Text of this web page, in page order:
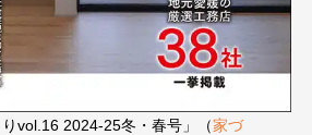
りvol.16 2024-25冬・春号」（家づ